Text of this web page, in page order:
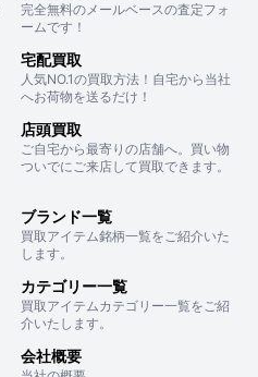
完全無料のメールベースの査定フォ
ームです！
宅配買取
人気NO.1の買取方法！自宅から当社
へお荷物を送るだけ！
店頭買取
ご自宅から最寄りの店舗へ。買い物
ついでにご来店して買取できます。
ブランド一覧
買取アイテム銘柄一覧をご紹介いた
します。
カテゴリー一覧
買取アイテムカテゴリー一覧をご紹
介いたします。
会社概要